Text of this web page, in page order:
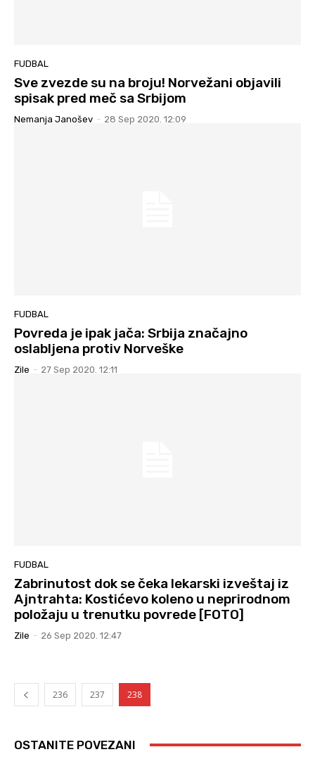
FUDBAL
Sve zvezde su na broju! Norvežani objavili
spisak pred meč sa Srbijom
Nemanja Janošev - 28 Sep 2020. 12:09
FUDBAL
Povreda je ipak jača: Srbija značajno
oslabljena protiv Norveške
Zile - 27 Sep 2020. 12:11
FUDBAL
Zabrinutost dok se čeka lekarski izveštaj iz
Ajntrahta: Kostićevo koleno u neprirodnom
položaju u trenutku povrede [FOTO]
Zile - 26 Sep 2020. 12:47
236 237 238
OSTANITE POVEZANI